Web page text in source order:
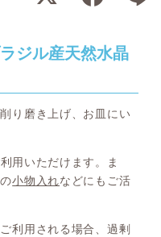
ジル産天然水晶
り磨き上げ、お皿にい
用いただけます。ま
小物入れなどにもご活
利用される場合、過剰